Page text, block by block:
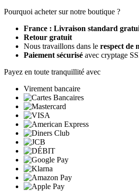
Pourquoi acheter sur notre boutique ?
France : Livraison standard
Retour gratuit
Nous travaillons dans le respect de
Paiement sécurisé avec cryptage
Payez en toute tranquillité avec
Virement bancaire